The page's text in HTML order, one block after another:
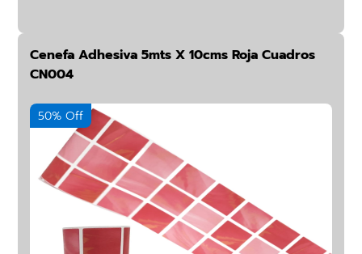
Cenefa Adhesiva 5mts X 10cms Roja Cuadros
CN004
50% Off